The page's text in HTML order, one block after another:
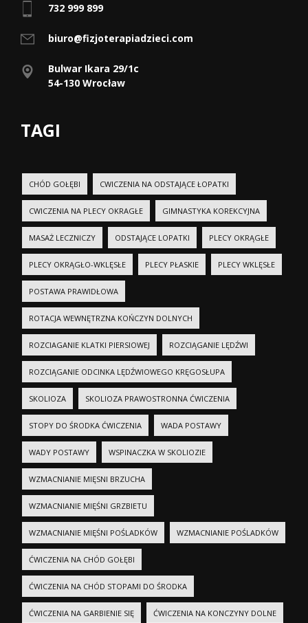
732 999 899
biuro@fizjoterapiadzieci.com
Bulwar Ikara 29/1c
54-130 Wrocław
TAGI
CHÓD GOŁĘBI CWICZENIA NA ODSTAJĄCE ŁOPATKI
CWICZENIA NA PLECY OKRAGŁE GIMNASTYKA KOREKCYJNA
MASAŻ LECZNICZY ODSTAJĄCE LOPATKI PLECY OKRĄGŁE
PLECY OKRĄGŁO-WKLĘSŁE PLECY PŁASKIE PLECY WKLĘSŁE
POSTAWA PRAWIDŁOWA
ROTACJA WEWNĘTRZNA KOŃCZYN DOLNYCH
ROZCIAGANIE KLATKI PIERSIOWEJ ROZCIĄGANIE LĘDŹWI
ROZCIĄGANIE ODCINKA LĘDŹWIOWEGO KRĘGOSŁUPA
SKOLIOZA SKOLIOZA PRAWOSTRONNA ĆWICZENIA
STOPY DO ŚRODKA ĆWICZENIA WADA POSTAWY
WADY POSTAWY WSPINACZKA W SKOLIOZIE
WZMACNIANIE MIĘSNI BRZUCHA
WZMACNIANIE MIĘŚNI GRZBIETU
WZMACNIANIE MIĘŚNI POŚLADKÓW WZMACNIANIE POŚLADKÓW
ĆWICZENIA NA CHÓD GOŁĘBI
ĆWICZENIA NA CHÓD STOPAMI DO ŚRODKA
ĆWICZENIA NA GARBIENIE SIĘ ĆWICZENIA NA KONCZYNY DOLNE